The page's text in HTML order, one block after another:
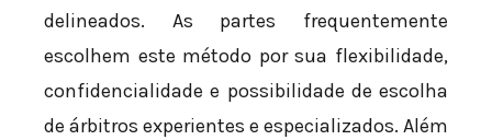
delineados. As partes frequentemente
escolhem este método por sua flexibilidade,
confidencialidade e possibilidade de escolha
de árbitros experientes e especializados. Além